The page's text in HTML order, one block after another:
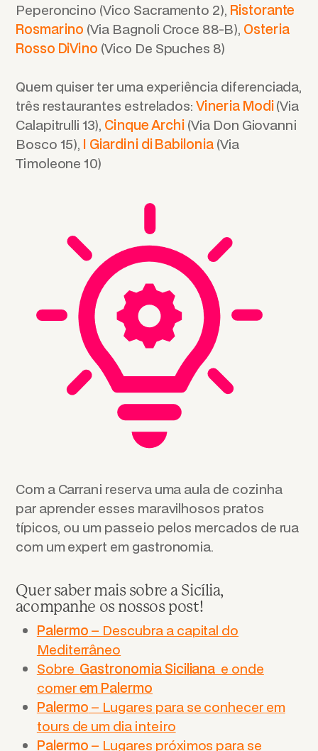
Peperoncino (Vico Sacramento 2), Ristorante
Rosmarino (Via Bagnoli Croce 88-B), Osteria
Rosso DiVino (Vico De Spuches 8)
Quem quiser ter uma experiência diferenciada,
três restaurantes estrelados: Vineria Modi(Via
Calapitrulli 13), Cinque Archi (Via Don Giovanni
Bosco 15), I Giardini di Babilonia(Via
Timoleone 10)
Com a Carrani reserva uma aula de cozinha
par aprender esses maravilhosos pratos
típicos, ou um passeio pelos mercados de rua
com um expert em gastronomia.
Quer saber mais sobre a Sicília,
acompanhe os nossos post!
Palermo – Descubra a capital do
Mediterrâneo
Sobre Gastronomia Siciliana e onde
comerem Palermo
Palermo – Lugares para se conhecer em
tours de um dia inteiro
Palermo – Lugares próximos para se